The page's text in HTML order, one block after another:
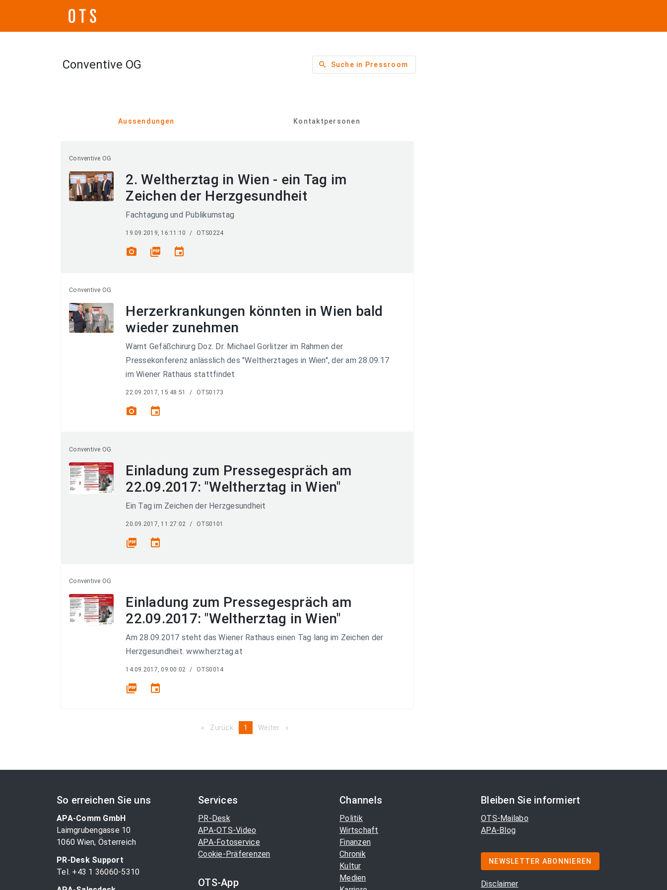
Conventive OG search Suche in Pressroom
Aussendungen Kontaktpersonen
Conventive OG
2. Weltherztag in Wien - ein Tag im
Zeichen der Herzgesundheit
Fachtagung und Publikumstag
19.09.2019, 16:11:10 / OTS0224
photo_camera picture_as_pdf event
Conventive OG
Herzerkrankungen könnten in Wien bald
wieder zunehmen
Warnt Gefäßchirurg Doz. Dr. Michael Gorlitzer im Rahmen der
Pressekonferenz anlässlich des "Weltherztages in Wien", der am 28.09.17
im Wiener Rathaus stattfindet
22.09.2017, 15:48:51 / OTS0173
photo_camera event
Conventive OG
Einladung zum Pressegespräch am
22.09.2017: "Weltherztag in Wien"
Ein Tag im Zeichen der Herzgesundheit
20.09.2017, 11:27:02 / OTS0101
picture_as_pdf event
Conventive OG
Einladung zum Pressegespräch am
22.09.2017: "Weltherztag in Wien"
Am 28.09.2017 steht das Wiener Rathaus einen Tag lang im Zeichen der
Herzgesundheit. www.herztag.at
14.09.2017, 09:00:02 / OTS0014
picture_as_pdf event
Zurück pageYou're
1 Weiter page
So erreichen Sie uns
APA-Comm GmbH
Laimgrubengasse 10
1060 Wien, Österreich
PR-Desk Support
Tel. +43 1 36060-5310
Services
PR-Desk
APA-OTS-Video
APA-Fotoservice
Cookie-Präferenzen
OTS-App
Channels
Politik
Wirtschaft
Finanzen
Chronik
Kultur
Medien
Bleiben Sie informiert
OTS-Mailabo
APA-Blog
NEWSLETTER ABONNIEREN
Disclaimer